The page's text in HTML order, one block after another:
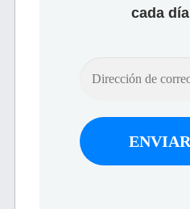
cada día